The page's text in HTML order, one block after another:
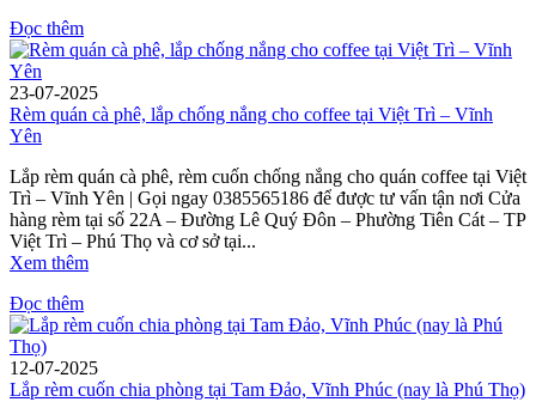
Đọc thêm
23-07-2025
Rèm quán cà phê, lắp chống nắng cho coffee tại Việt Trì – Vĩnh
Yên
Lắp rèm quán cà phê, rèm cuốn chống nắng cho quán coffee tại Việt
Trì – Vĩnh Yên | Gọi ngay 0385565186 để được tư vấn tận nơi Cửa
hàng rèm tại số 22A – Đường Lê Quý Đôn – Phường Tiên Cát – TP
Việt Trì – Phú Thọ và cơ sở tại...
Xem thêm
Đọc thêm
12-07-2025
Lắp rèm cuốn chia phòng tại Tam Đảo, Vĩnh Phúc (nay là Phú Thọ)